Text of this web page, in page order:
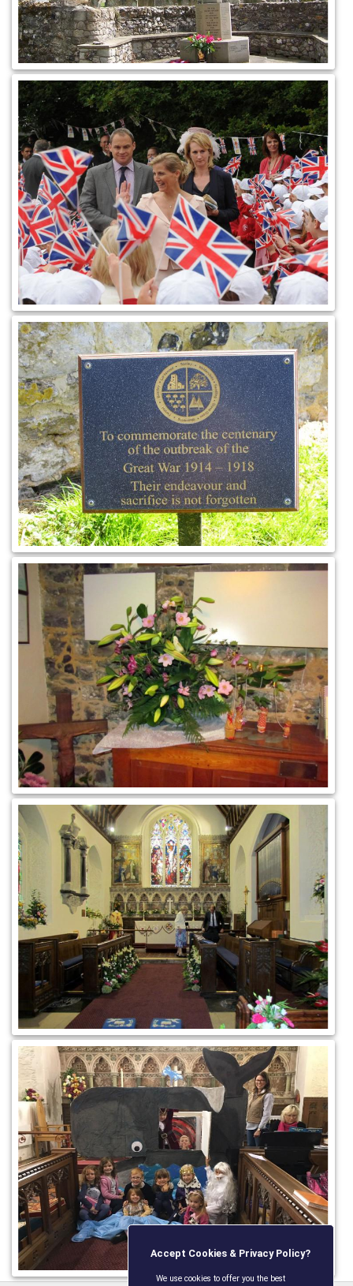
Accept Cookies & Privacy Policy?
We use cookies to offer you the best